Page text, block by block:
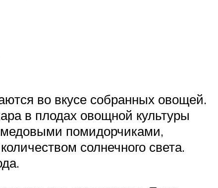
во вкусе собранных овощей.
в плодах овощной культуры
медовыми помидорчиками,
солнечного света.